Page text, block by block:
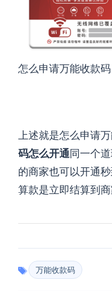
怎么申请万能收款码
上述就是怎么申请
码怎么开通同一个
的商家也可以开通
算款是立即结算到商
万能收款码